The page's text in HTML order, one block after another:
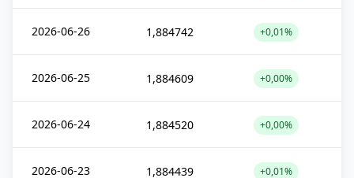
2026-06-26 1,884742 +0,01%
2026-06-25 1,884609 +0,00%
2026-06-24 1,884520 +0,00%
2026-06-23 1,884439 +0,01%